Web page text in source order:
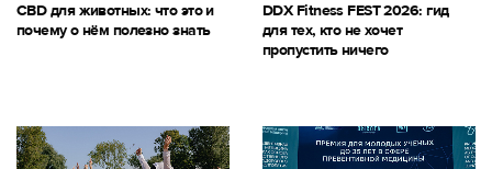
CBD для животных: что это и
почему о нём полезно знать
DDX Fitness FEST 2026: гид
для тех, кто не хочет
пропустить ничего